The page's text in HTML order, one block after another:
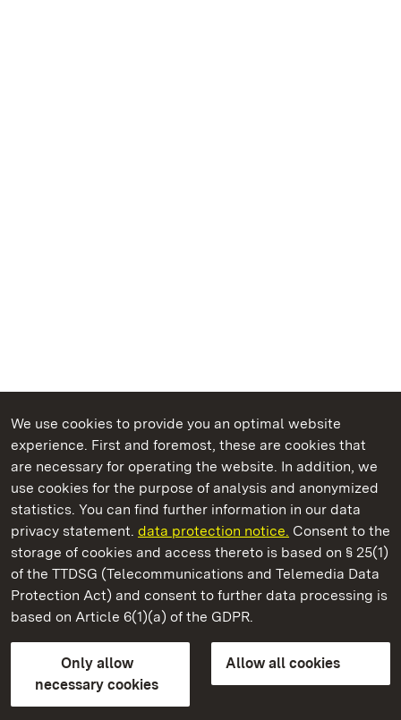
We use cookies to provide you an optimal website
experience. First and foremost, these are cookies that
are necessary for operating the website. In addition, we
use cookies for the purpose of analysis and anonymized
statistics. You can find further information in our data
privacy statement. data protection notice. Consent to the
storage of cookies and access thereto is based on § 25(1)
of the TTDSG (Telecommunications and Telemedia Data
Protection Act) and consent to further data processing is
based on Article 6(1)(a) of the GDPR.
Only allow
necessary cookies
Allow all cookies
State Palaces and Gardens of Baden-Wuerttemberg
Tettnang New Palace
State Palaces and Gardens of Baden-Wuerttemberg
FAQMasthead Data protection
Declaration on barrier-free access